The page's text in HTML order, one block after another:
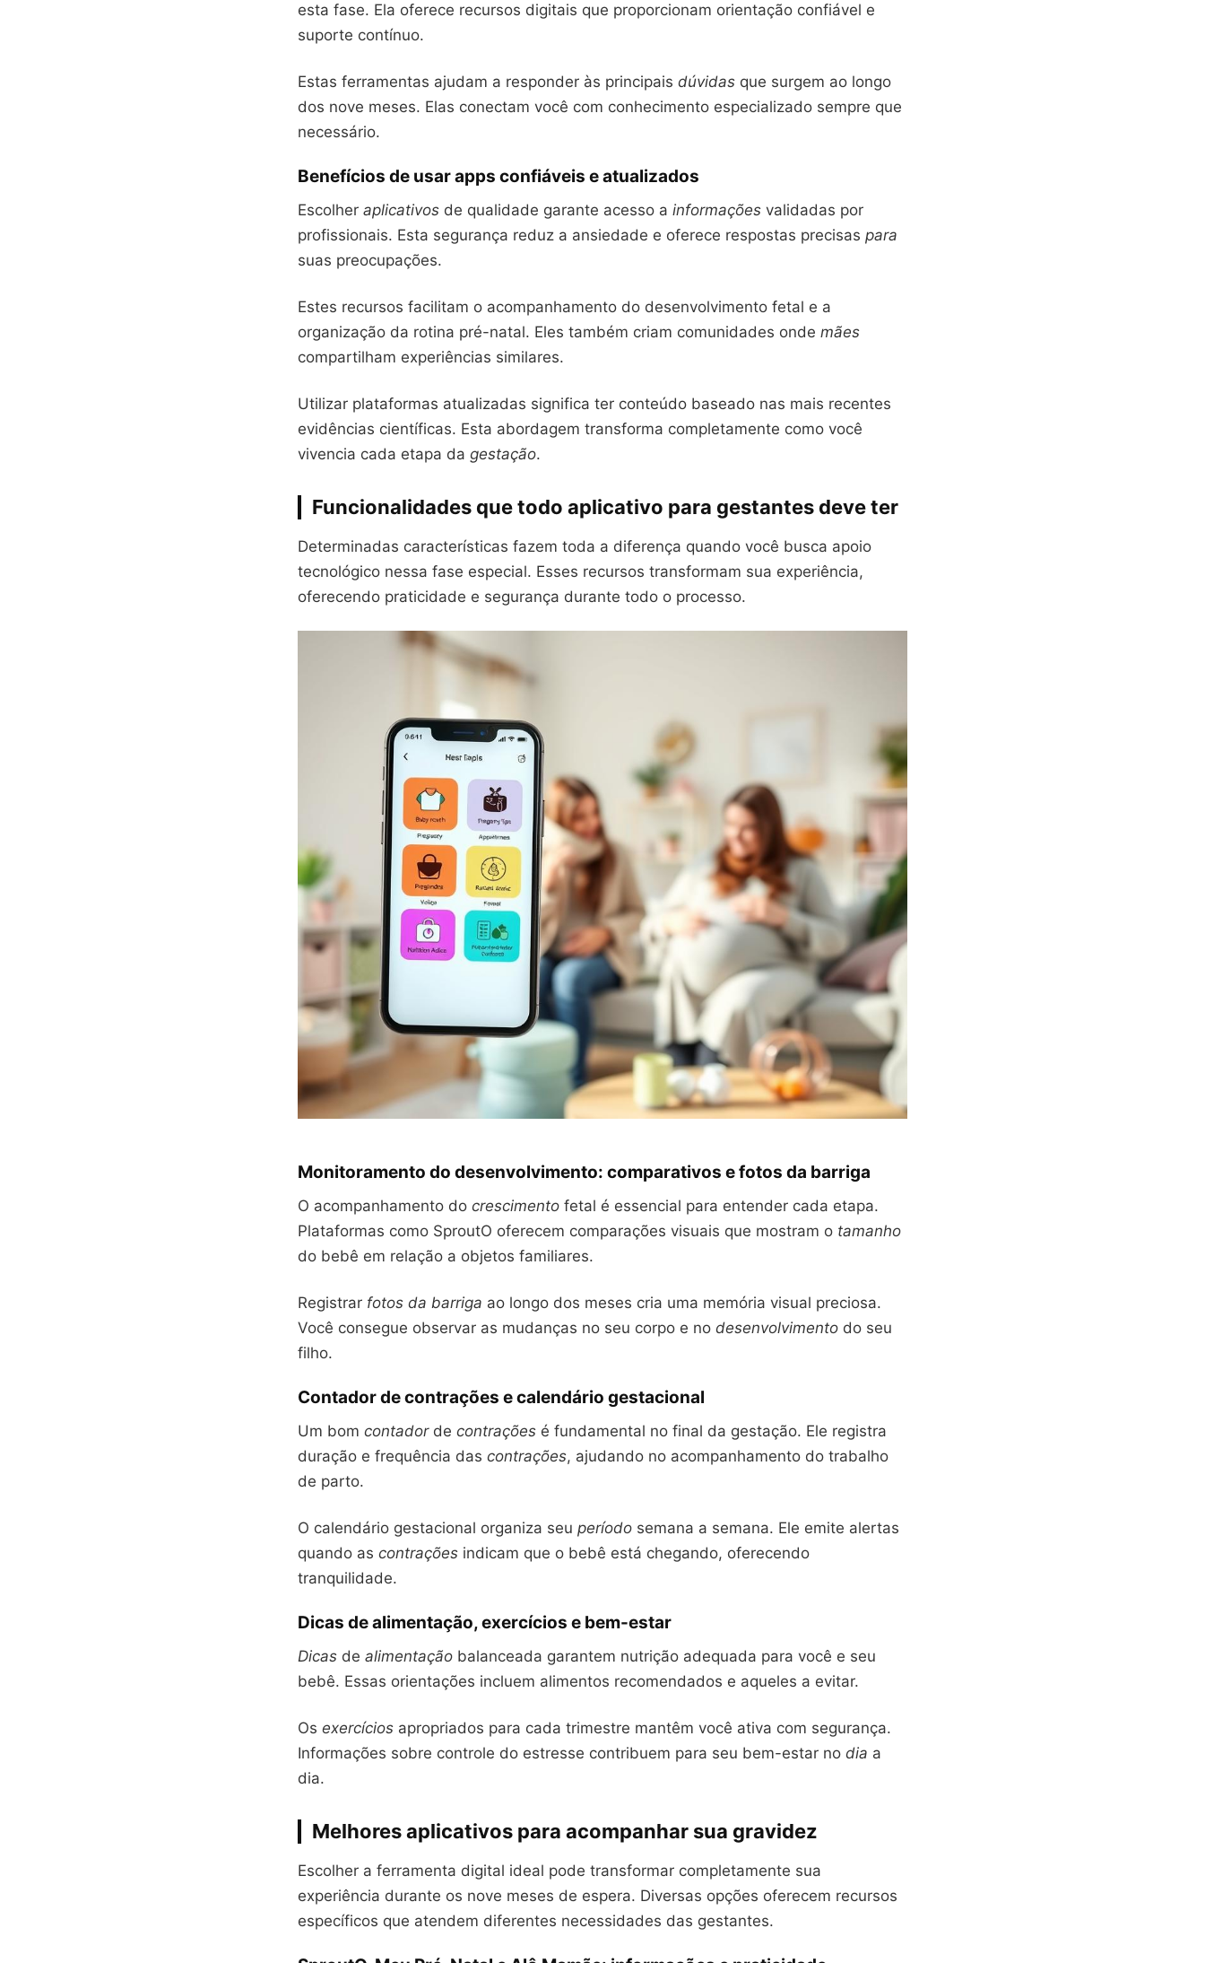
esta fase. Ela oferece recursos digitais que proporcionam orientação confiável e
suporte contínuo.
Estas ferramentas ajudam a responder às principais dúvidas que surgem ao longo
dos nove meses. Elas conectam você com conhecimento especializado sempre que
necessário.
Benefícios de usar apps confiáveis e atualizados
Escolher aplicativos de qualidade garante acesso a informações validadas por
profissionais. Esta segurança reduz a ansiedade e oferece respostas precisas para
suas preocupações.
Estes recursos facilitam o acompanhamento do desenvolvimento fetal e a
organização da rotina pré-natal. Eles também criam comunidades onde mães
compartilham experiências similares.
Utilizar plataformas atualizadas significa ter conteúdo baseado nas mais recentes
evidências científicas. Esta abordagem transforma completamente como você
vivencia cada etapa da gestação.
Funcionalidades que todo aplicativo para gestantes deve ter
Determinadas características fazem toda a diferença quando você busca apoio
tecnológico nessa fase especial. Esses recursos transformam sua experiência,
oferecendo praticidade e segurança durante todo o processo.
Monitoramento do desenvolvimento: comparativos e fotos da barriga
O acompanhamento do crescimento fetal é essencial para entender cada etapa.
Plataformas como SproutO oferecem comparações visuais que mostram o tamanho
do bebê em relação a objetos familiares.
Registrar fotos da barriga ao longo dos meses cria uma memória visual preciosa.
Você consegue observar as mudanças no seu corpo e no desenvolvimento do seu
filho.
Contador de contrações e calendário gestacional
Um bom contadorde contrações é fundamental no final da gestação. Ele registra
duração e frequência das contrações, ajudando no acompanhamento do trabalho
de parto.
O calendário gestacional organiza seu período semana a semana. Ele emite alertas
quando as contrações indicam que o bebê está chegando, oferecendo
tranquilidade.
Dicas de alimentação, exercícios e bem-estar
Dicas de alimentação balanceada garantem nutrição adequada para você e seu
bebê. Essas orientações incluem alimentos recomendados e aqueles a evitar.
Os exercícios apropriados para cada trimestre mantêm você ativa com segurança.
Informações sobre controle do estresse contribuem para seu bem-estar no dia a
dia.
Melhores aplicativos para acompanhar sua gravidez
Escolher a ferramenta digital ideal pode transformar completamente sua
experiência durante os nove meses de espera. Diversas opções oferecem recursos
específicos que atendem diferentes necessidades das gestantes.